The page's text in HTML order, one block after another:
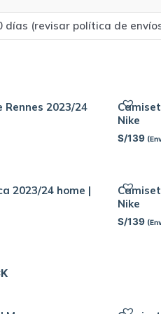
días (revisar política de
2023/24
Nike
S/139
2023/24 home |
Nike
S/139